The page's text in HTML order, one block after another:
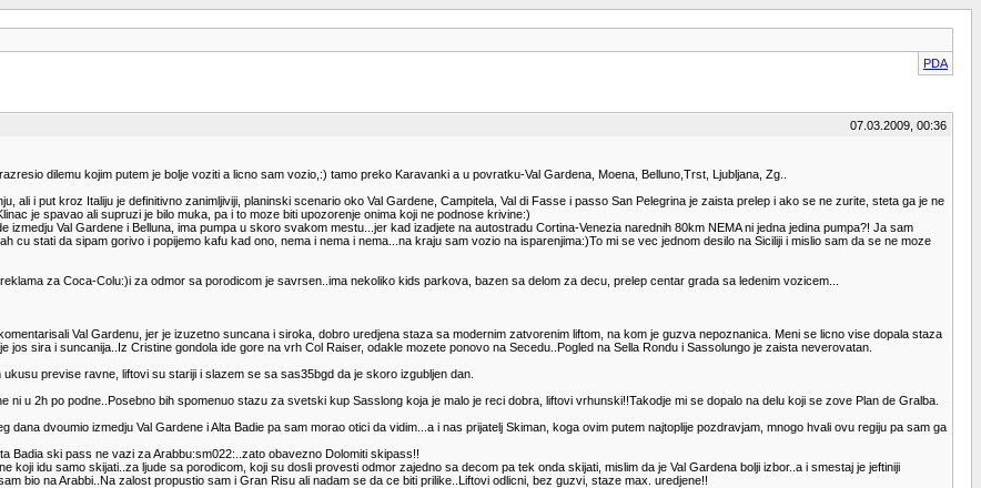
PDA
07.03.2009, 00:36
dilemu kojim putem je bolje voziti a licno sam vozio,:) tamo preko Karavanki a u povratku-Val Gardena, Moena, Belluno,Trst, Ljubljana, Zg..
ali i put kroz Italiju je definitivno zanimljiviji, planinski scenario oko Val Gardene, Campitela, Val di Fasse i passo San Pelegrina je zaista prelep i ako se ne zurite, steta ga je ne
je spavao ali supruzi je bilo muka, pa i to moze biti upozorenje onima koji ne podnose krivine:)
izmedju Val Gardene i Belluna, ima pumpa u skoro svakom mestu...jer kad izadjete na autostradu Cortina-Venezia narednih 80km NEMA ni jedna jedina pumpa?! Ja sam
cu stati da sipam gorivo i popijemo kafu kad ono, nema i nema i nema...na kraju sam vozio na isparenjima:)To mi se vec jednom desilo na Siciliji i mislio sam da se ne moze
za Coca-Colu:)i za odmor sa porodicom je savrsen..ima nekoliko kids parkova, bazen sa delom za decu, prelep centar grada sa ledenim vozicem...
Val Gardenu, jer je izuzetno suncana i siroka, dobro uredjena staza sa modernim zatvorenim liftom, na kom je guzva nepoznanica. Meni se licno vise dopala staza
sira i suncanija..Iz Cristine gondola ide gore na vrh Col Raiser, odakle mozete ponovo na Secedu..Pogled na Sella Rondu i Sassolungo je zaista neverovatan.
previse ravne, liftovi su stariji i slazem se sa sas35bgd da je skoro izgubljen dan.
u 2h po podne..Posebno bih spomenuo stazu za svetski kup Sasslong koja je malo je reci dobra, liftovi vrhunski!!Takodje mi se dopalo na delu koji se zove Plan de Gralba.
dvoumio izmedju Val Gardene i Alta Badie pa sam morao otici da vidim...a i nas prijatelj Skiman, koga ovim putem najtoplije pozdravjam, mnogo hvali ovu regiju pa sam ga
Badia ski pass ne vazi za Arabbu:sm022:..zato obavezno Dolomiti skipass!!
idu samo skijati..za ljude sa porodicom, koji su dosli provesti odmor zajedno sa decom pa tek onda skijati, mislim da je Val Gardena bolji izbor..a i smestaj je jeftiniji
bio na Arabbi..Na zalost propustio sam i Gran Risu ali nadam se da ce biti prilike..Liftovi odlicni, bez guzvi, staze max. uredjene!!